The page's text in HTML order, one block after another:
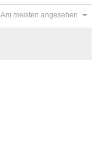
Am meisten angesehen